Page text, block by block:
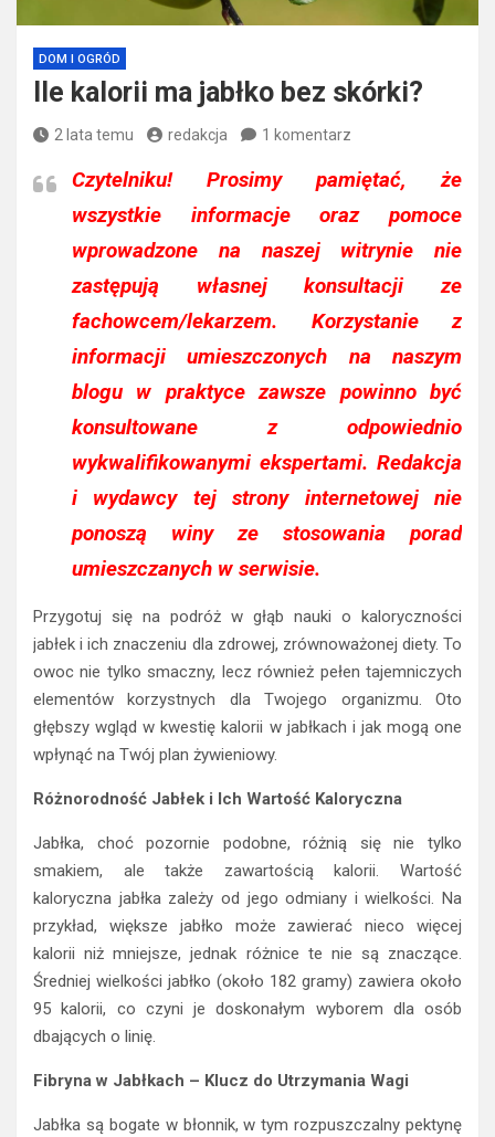
DOM I OGRÓD
Ile kalorii ma jabłko bez skórki?
2 lata temu redakcja 1 komentarz
Czytelniku!Prosimy pamiętać, że
wszystkie informacje oraz pomoce
wprowadzone na naszej witrynie nie
zastępują własnej konsultacji ze
fachowcem/lekarzem. Korzystanie z
informacji umieszczonych na naszym
blogu w praktyce zawsze powinno być
konsultowane z odpowiednio
wykwalifikowanymi ekspertami. Redakcja
i wydawcy tej strony internetowej nie
ponoszą winy ze stosowania porad
umieszczanych w serwisie.
Przygotuj się na podróż w głąb nauki o kaloryczności
jabłek i ich znaczeniu dla zdrowej, zrównoważonej diety. To
owoc nie tylko smaczny, lecz również pełen tajemniczych
elementów korzystnych dla Twojego organizmu. Oto
głębszy wgląd w kwestię kalorii w jabłkach i jak mogą one
wpłynąć na Twój plan żywieniowy.
Różnorodność Jabłek i Ich Wartość Kaloryczna
Jabłka, choć pozornie podobne, różnią się nie tylko
smakiem, ale także zawartością kalorii. Wartość
kaloryczna jabłka zależy od jego odmiany i wielkości. Na
przykład, większe jabłko może zawierać nieco więcej
kalorii niż mniejsze, jednak różnice te nie są znaczące.
Średniej wielkości jabłko (około 182 gramy) zawiera około
95 kalorii, co czyni je doskonałym wyborem dla osób
dbających o linię.
Fibryna w Jabłkach – Klucz do Utrzymania Wagi
Jabłka są bogate w błonnik, w tym rozpuszczalny pektynę